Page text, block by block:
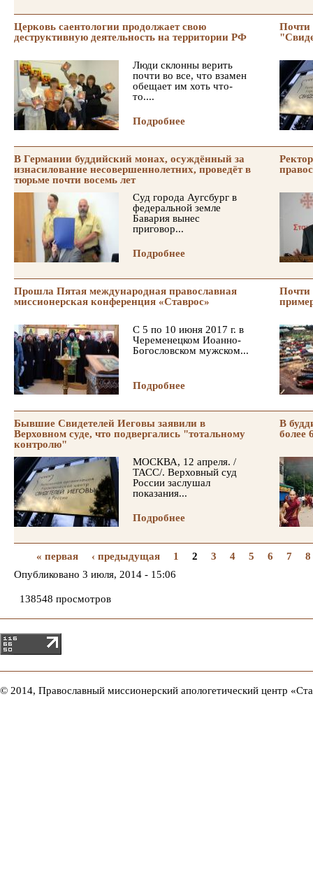
Церковь саентологии продолжает свою
деструктивную деятельность на территории РФ
Люди склонны верить
почти во все, что взамен
обещает им хоть что-
то....
Подробнее
Почти
В Германии буддийский монах, осуждённый за
изнасилование несовершеннолетних, проведёт в
тюрьме почти восемь лет
Суд города Аугсбург в
федеральной земле
Бавария вынес
приговор...
Подробнее
Прошла Пятая международная православная
миссионерская конференция «Ставрос»
С 5 по 10 июня 2017 г. в
Череменецком Иоанно-
Богословском мужском...
Подробнее
Почти
Бывшие Свидетелей Иеговы заявили в
Верховном суде, что подвергались "тотальному
контролю"
МОСКВА, 12 апреля. /
ТАСС/. Верховный суд
России заслушал
показания...
Подробнее
В
более
« первая ‹ предыдущая 1 2 3 4 5 6 7
8
Опубликовано 3 июля, 2014 - 15:06
138548 просмотров
© 2014, Православный миссионерский апологетический центр